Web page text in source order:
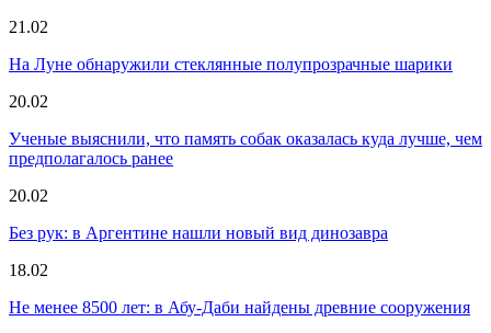
21.02
На Луне обнаружили стеклянные полупрозрачные шарики
20.02
Ученые выяснили, что память собак оказалась куда лучше, чем
предполагалось ранее
20.02
Без рук: в Аргентине нашли новый вид динозавра
18.02
Не менее 8500 лет: в Абу-Даби найдены древние сооружения